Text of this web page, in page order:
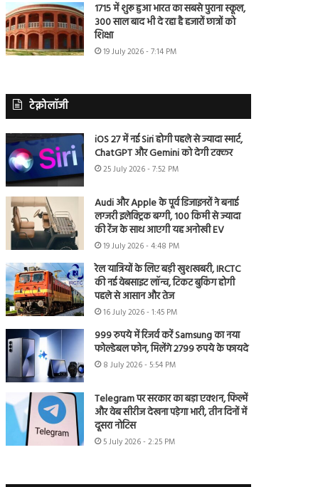
1715 में शुरू हुआ भारत का सबसे पुराना स्कूल,
300 साल बाद भी दे रहा है हजारों छात्रों को
शिक्षा
19 July 2026 - 7:14 PM
टेक्नोलॉजी
iOS 27 में नई Siri होगी पहले से ज्यादा स्मार्ट,
ChatGPT और Gemini को देगी टक्कर
25 July 2026 - 7:52 PM
Audi और Apple के पूर्व डिजाइनरों ने बनाई
लग्जरी इलेक्ट्रिक बग्गी, 100 किमी से ज्यादा
की रेंज के साथ आएगी यह अनोखी EV
19 July 2026 - 4:48 PM
रेल यात्रियों के लिए बड़ी खुशखबरी, IRCTC
की नई वेबसाइट लॉन्च, टिकट बुकिंग होगी
पहले से आसान और तेज
16 July 2026 - 1:45 PM
999 रुपये में रिजर्व करें Samsung का नया
फोल्डेबल फोन, मिलेंगे 2799 रुपये के फायदे
8 July 2026 - 5:54 PM
Telegram पर सरकार का बड़ा एक्शन, फिल्में
और वेब सीरीज देखना पड़ेगा भारी, तीन दिनों में
दूसरा नोटिस
5 July 2026 - 2:25 PM